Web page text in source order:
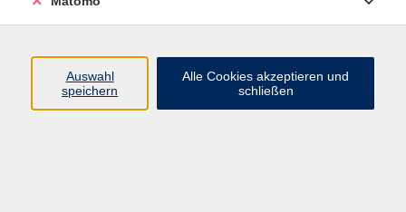
65232 Taunusstein
info@vhs-rtk.de
Tel: 06128-92770
Auswahl
speichern
Alle Cookies akzeptieren und
schließen